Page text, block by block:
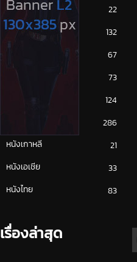
ซีรีย์ญี่ปุ่น
22
ซีรีย์ฝรั่ง
132
67
73
124
286
หนังเกาหลี
21
หนังเอเชีย
33
หนังไทย
83
เรื่องล่าสุด